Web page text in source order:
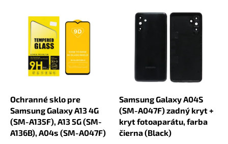
Ochranné sklo pre
Samsung Galaxy A13 4G
(SM-A135F), A13 5G (SM-
A136B), A04s (SM-A047F)
Samsung Galaxy A04S
(SM-A047F) zadný kryt +
kryt fotoaparátu, farba
čierna (Black)